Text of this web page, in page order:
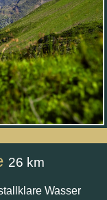
26 km
Wasser